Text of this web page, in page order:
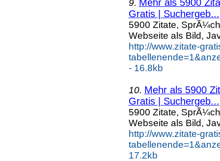
9. Mehr als 5900
Gratis | Suchergeb...
5900 Zitate,
Webseite als Bild,
http://www.zitate-
- 16.8kb
10. Mehr als 5900
Gratis | Suchergeb...
5900 Zitate,
Webseite als Bild,
http://www.zitate-
17.2kb